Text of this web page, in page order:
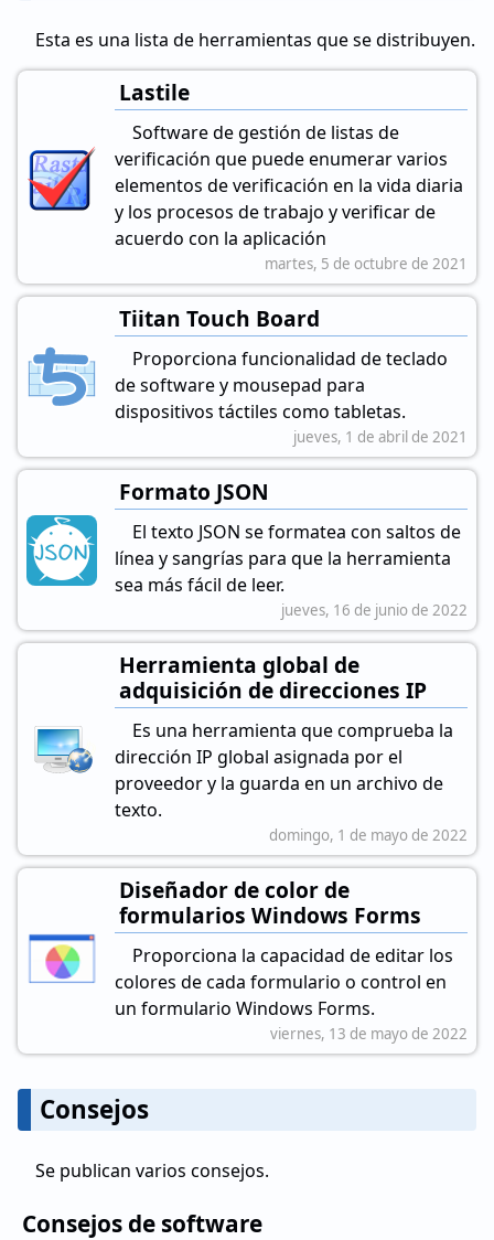
Esta es una lista de herramientas que se distribuyen.
Lastile
Software de gestión de listas de
verificación que puede enumerar varios
elementos de verificación en la vida diaria
y los procesos de trabajo y verificar de
acuerdo con la aplicación
martes, 5 de octubre de 2021
Tiitan Touch Board
Proporciona funcionalidad de teclado
de software y mousepad para
dispositivos táctiles como tabletas.
jueves, 1 de abril de 2021
Formato JSON
El texto JSON se formatea con saltos de
línea y sangrías para que la herramienta
sea más fácil de leer.
jueves, 16 de junio de 2022
Herramienta global de
adquisición de direcciones IP
Es una herramienta que comprueba la
dirección IP global asignada por el
proveedor y la guarda en un archivo de
texto.
domingo, 1 de mayo de 2022
Diseñador de color de
formularios Windows Forms
Proporciona la capacidad de editar los
colores de cada formulario o control en
un formulario Windows Forms.
viernes, 13 de mayo de 2022
Consejos
Se publican varios consejos.
Consejos de software